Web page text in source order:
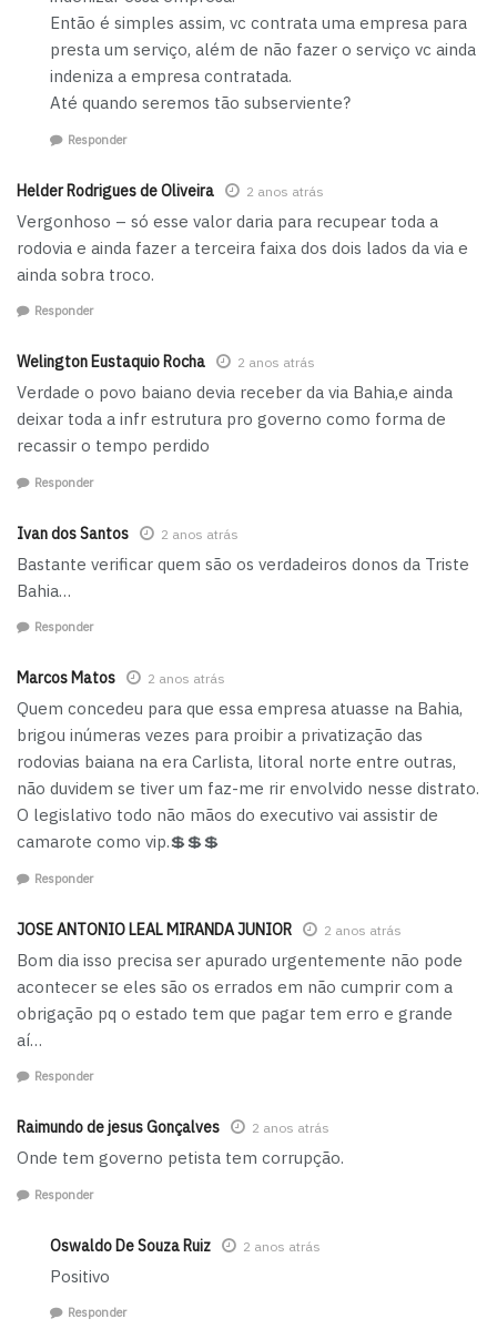
Então é simples assim, vc contrata uma empresa para
presta um serviço, além de não fazer o serviço vc ainda
indeniza a empresa contratada.
Até quando seremos tão subserviente?
Responder
Helder Rodrigues de Oliveira 2 anos atrás
Vergonhoso – só esse valor daria para recupear toda a
rodovia e ainda fazer a terceira faixa dos dois lados da via e
ainda sobra troco.
Responder
Welington Eustaquio Rocha 2 anos atrás
Verdade o povo baiano devia receber da via Bahia,e ainda
deixar toda a infr estrutura pro governo como forma de
recassir o tempo perdido
Responder
Ivan dos Santos 2 anos atrás
Bastante verificar quem são os verdadeiros donos da Triste
Bahia…
Responder
Marcos Matos 2 anos atrás
Quem concedeu para que essa empresa atuasse na Bahia,
brigou inúmeras vezes para proibir a privatização das
rodovias baiana na era Carlista, litoral norte entre outras,
não duvidem se tiver um faz-me rir envolvido nesse distrato.
O legislativo todo não mãos do executivo vai assistir de
camarote como vip.💲💲💲
Responder
JOSE ANTONIO LEAL MIRANDA JUNIOR 2 anos atrás
Bom dia isso precisa ser apurado urgentemente não pode
acontecer se eles são os errados em não cumprir com a
obrigação pq o estado tem que pagar tem erro e grande
aí…
Responder
Raimundo de jesus Gonçalves 2 anos atrás
Onde tem governo petista tem corrupção.
Responder
Oswaldo De Souza Ruiz 2 anos atrás
Positivo
Responder